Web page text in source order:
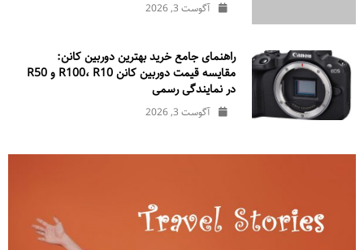
آگوست 3, 2026
راهنمای جامع خرید بهترین دوربین کانن:
مقایسه قیمت دوربین کانن R100، R10 و R50
در نمایندگی رسمی
آگوست 3, 2026